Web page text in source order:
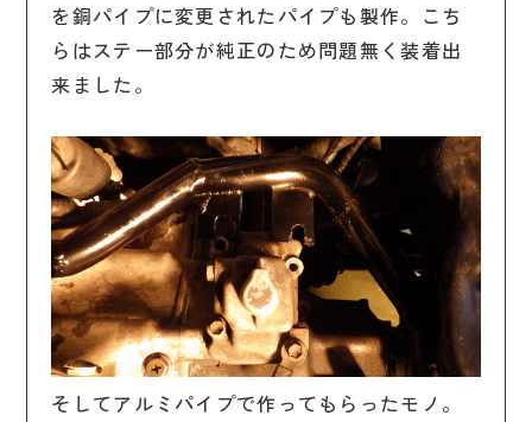
を銅パイプに変更されたパイプも製作。こち
らはステー部分が純正のため問題無く装着出
来ました。
そしてアルミパイプで作ってもらったモノ。